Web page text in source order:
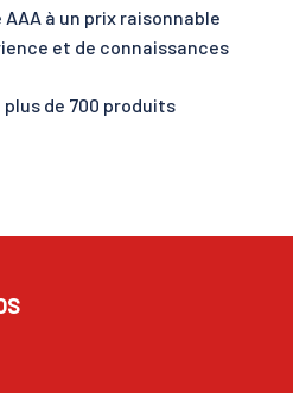
à un prix raisonnable
et de connaissances
de 700 produits